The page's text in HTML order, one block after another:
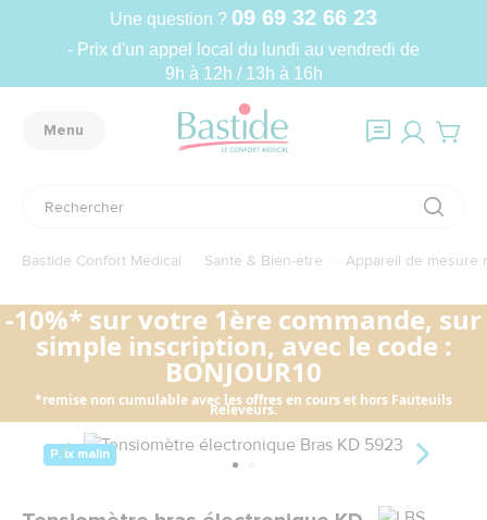
Une question ? 09 69 32 66 23
- Prix d'un appel local du lundi au vendredi de
9h à 12h / 13h à 16h
Menu
Bastide Confort Médical Santé & Bien-être Appareil de mesure
-10%* sur votre 1ère commande, sur
simple inscription, avec le code :
BONJOUR10
*remise non cumulable avec les offres en cours et hors Fauteuils
Releveurs.
Prix malin